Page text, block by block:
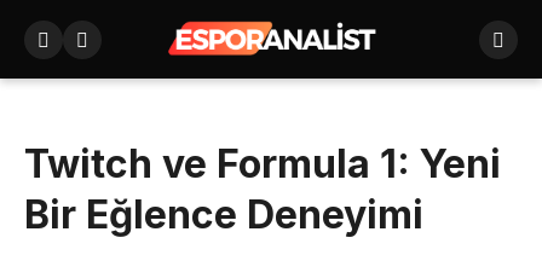
Twitch ve Formula 1: Yeni
Bir Eğlence Deneyimi